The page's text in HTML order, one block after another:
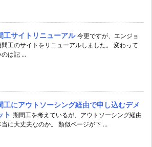
工サイトリニューアル 今更ですが、エンジョ
間工のサイトをリニューアルしました。 変わって
は記 ...
工にアウトソーシング経由で申し込むデメ
ト 期間工を考えているが、アウトソーシング経由
当に大丈夫なのか。 類似ページが下 ...